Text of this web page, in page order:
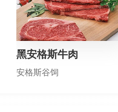
黑安格斯牛肉
安格斯谷饲